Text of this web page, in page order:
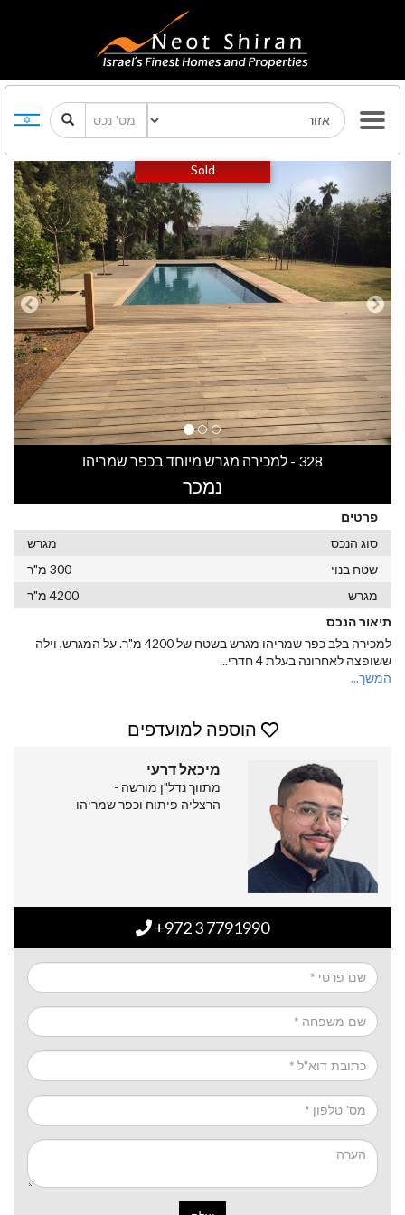
Sold
Previous Next
328 - למכירה מגרש מיוחד בכפר שמריהו
נמכר
פרטים
סוג הנכס
מגרש
שטח בנוי
300 מ"ר
מגרש
4200 מ"ר
תיאור הנכס
למכירה בלב כפר שמריהו מגרש בשטח של 4200 מ"ר. על המגרש, וילה
ששופצה לאחרונה בעלת 4 חדרי
...
המשך...
הוספה למועדפים
מיכאל דרעי
מתווך נדל"ן מורשה -
הרצליה פיתוח וכפר שמריהו
+972 3 7791990